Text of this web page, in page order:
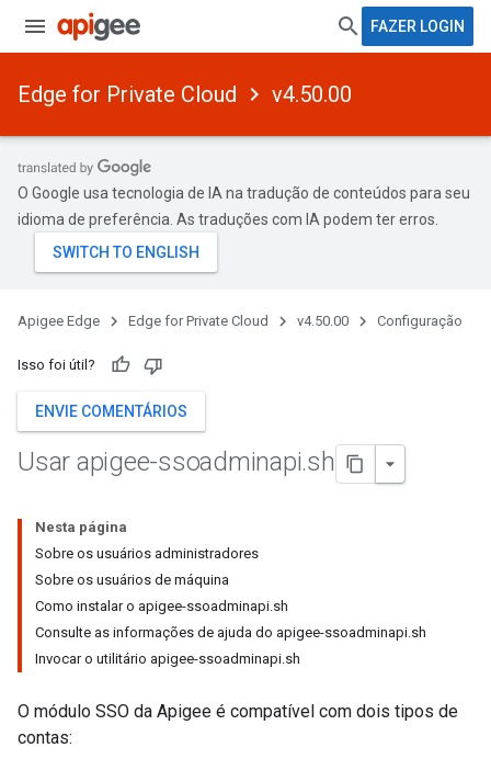
FAZER LOGIN
Edge for Private Cloud v4.50.00
O Google usa tecnologia de IA na tradução de conteúdos para seu
idioma de preferência. As traduções com IA podem ter erros.
Apigee Edge Edge for Private Cloud v4.50.00 Configuração
Isso foi útil?
ENVIE COMENTÁRIOS
Usar apigee-ssoadminapi.sh
Nesta página
Sobre os usuários administradores
Sobre os usuários de máquina
Como instalar o apigee-ssoadminapi.sh
Consulte as informações de ajuda do apigee-ssoadminapi.sh
Invocar o utilitário apigee-ssoadminapi.sh
O módulo SSO da Apigee é compatível com dois tipos de
contas: